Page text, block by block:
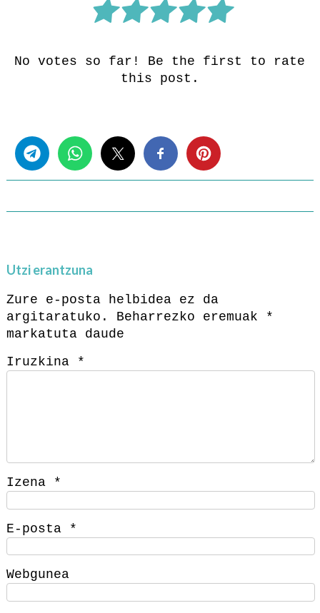
No votes so far! Be the first to rate
this post.
Utzi erantzuna
Zure e-posta helbidea ez da
argitaratuko.
Beharrezko eremuak
*
markatuta daude
Iruzkina
*
Izena *
E-posta *
Webgunea